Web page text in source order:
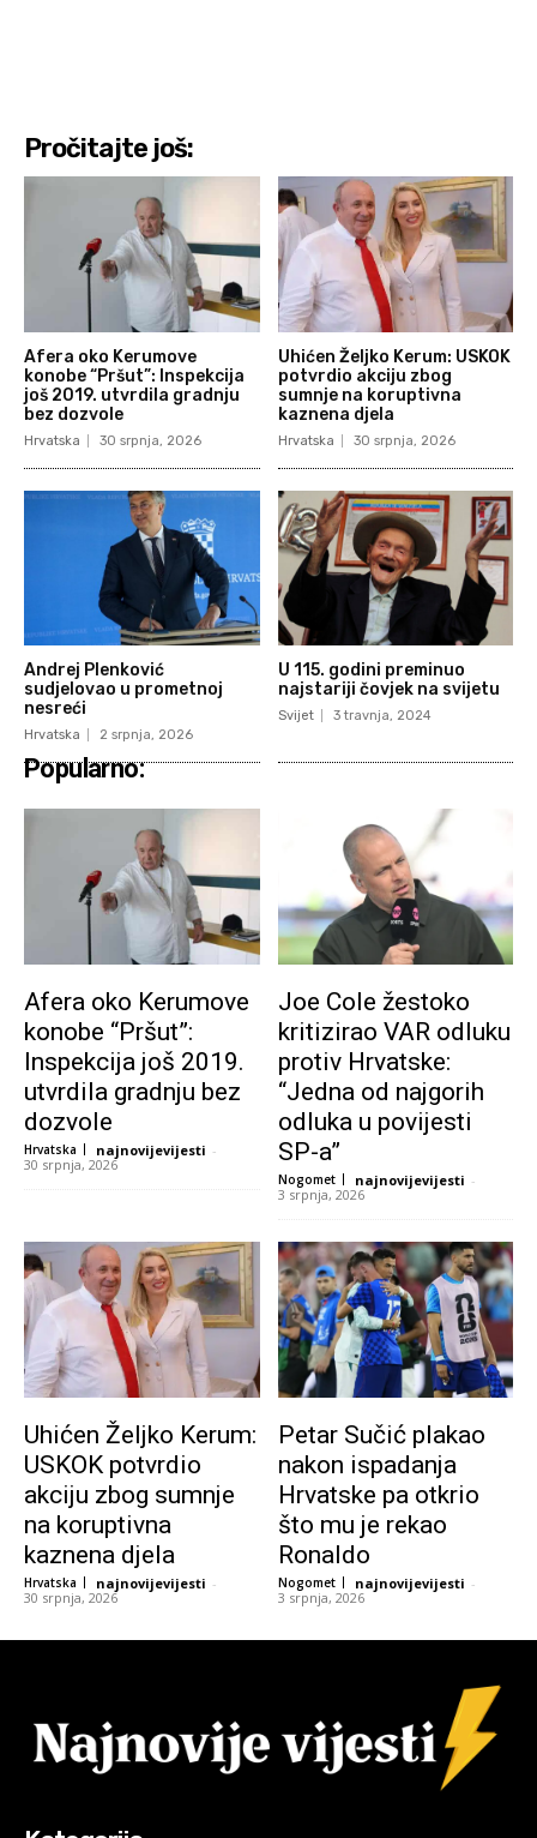
Pročitajte još:
Afera oko Kerumove
konobe “Pršut”: Inspekcija
još 2019. utvrdila gradnju
bez dozvole
Hrvatska 30 srpnja, 2026
Uhićen Željko Kerum: USKOK
potvrdio akciju zbog
sumnje na koruptivna
kaznena djela
Hrvatska 30 srpnja, 2026
Andrej Plenković
sudjelovao u prometnoj
nesreći
Hrvatska 2 srpnja, 2026
U 115. godini preminuo
najstariji čovjek na svijetu
Svijet 3 travnja, 2024
Popularno:
Afera oko Kerumove
konobe “Pršut”:
Inspekcija još 2019.
utvrdila gradnju bez
dozvole
Hrvatska najnovijevijesti -
30 srpnja, 2026
Joe Cole žestoko
kritizirao VAR odluku
protiv Hrvatske:
“Jedna od najgorih
odluka u povijesti
SP-a”
Nogomet najnovijevijesti -
3 srpnja, 2026
Uhićen Željko Kerum:
USKOK potvrdio
akciju zbog sumnje
na koruptivna
kaznena djela
Hrvatska najnovijevijesti -
30 srpnja, 2026
Petar Sučić plakao
nakon ispadanja
Hrvatske pa otkrio
što mu je rekao
Ronaldo
Nogomet najnovijevijesti -
3 srpnja, 2026